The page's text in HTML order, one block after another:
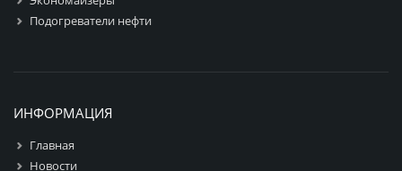
Подогреватели нефти
ИНФОРМАЦИЯ
Главная
Новости